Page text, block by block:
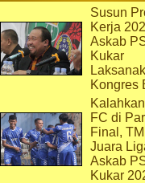
Susun
Kerja
Askab
Kukar
Kongres
FC di
Final,
Juara
Askab
Kukar